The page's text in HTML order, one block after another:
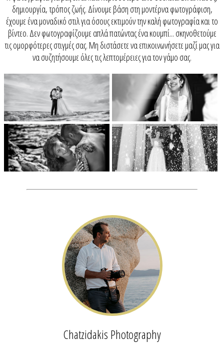
δημιουργία, τρόπος ζωής. Δίνουμε βάση στη μοντέρνα φωτογράφιση,
έχουμε ένα μοναδικό στιλ για όσους εκτιμούν την καλή φωτογραφία και το
βίντεο. Δεν φωτογραφίζουμε απλά πατώντας ένα κουμπί... σκηνοθετούμε
τις ομορφότερες στιγμές σας. Μη διστάσετε να επικοινωνήσετε μαζί μας για
να συζητήσουμε όλες τις λεπτομέρειες για τον γάμο σας.
Chatzidakis Photography